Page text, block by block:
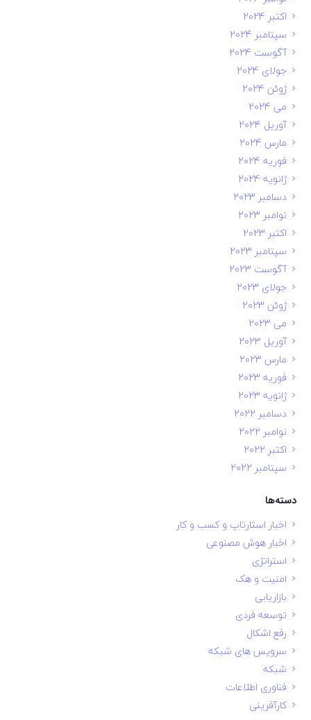
اکتبر 2024
سپتامبر 2024
آگوست 2024
جولای 2024
ژوئن 2024
می 2024
آوریل 2024
مارس 2024
فوریه 2024
ژانویه 2024
دسامبر 2023
نوامبر 2023
اکتبر 2023
سپتامبر 2023
آگوست 2023
جولای 2023
ژوئن 2023
می 2023
آوریل 2023
مارس 2023
فوریه 2023
ژانویه 2023
دسامبر 2022
نوامبر 2022
اکتبر 2022
سپتامبر 2022
دسته‌ها
اخبار استارتاپ و کسب و کار
اخبار هوش مصنوعی
استراتژی
امنیت و هک
بازاریابی
توسعه فردی
رفع اشکال
سرویس های شبکه
شبکه
فناوری اطلاعات
کارآفرینی